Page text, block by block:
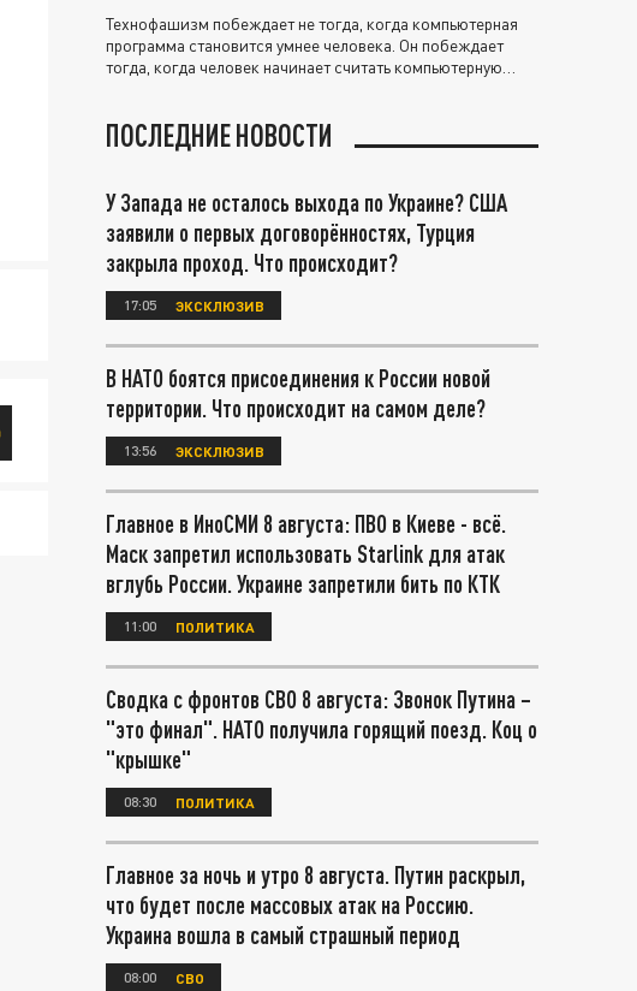
Технофашизм побеждает не тогда, когда компьютерная
программа становится умнее человека. Он побеждает
тогда, когда человек начинает считать компьютерную
ПОСЛЕДНИЕ НОВОСТИ
У Запада не осталось выхода по Украине? США
заявили о первых договорённостях, Турция
закрыла проход. Что происходит?
17:05 ЭКСКЛЮЗИВ
В НАТО боятся присоединения к России новой
территории. Что происходит на самом деле?
13:56 ЭКСКЛЮЗИВ
Главное в ИноСМИ 8 августа: ПВО в Киеве - всё.
Маск запретил использовать Starlink для атак
вглубь России. Украине запретили бить по КТК
11:00 ПОЛИТИКА
Сводка с фронтов СВО 8 августа: Звонок Путина –
"это финал". НАТО получила горящий поезд. Коц о
"крышке"
08:30 ПОЛИТИКА
Главное за ночь и утро 8 августа. Путин раскрыл,
что будет после массовых атак на Россию.
Украина вошла в самый страшный период
08:00 СВО